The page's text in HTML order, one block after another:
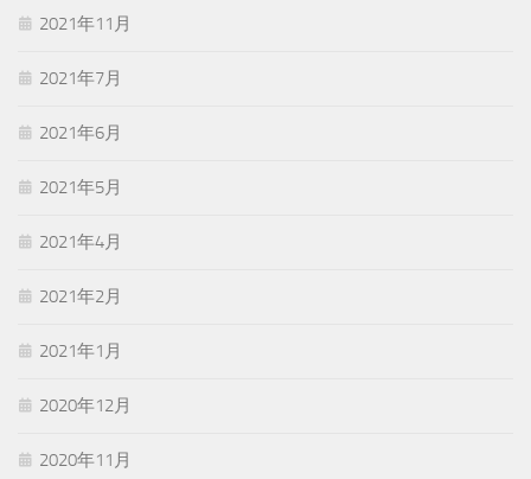
2021年11月
2021年7月
2021年6月
2021年5月
2021年4月
2021年2月
2021年1月
2020年12月
2020年11月